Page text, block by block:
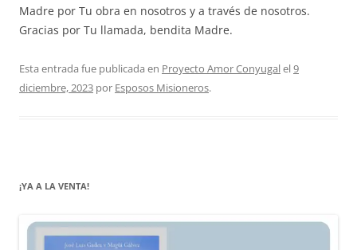
Madre por Tu obra en nosotros y a través de nosotros.
Gracias por Tu llamada, bendita Madre.
Esta entrada fue publicada en Proyecto Amor Conyugalel9
diciembre, 2023 por Esposos Misioneros.
¡YA A LA VENTA!